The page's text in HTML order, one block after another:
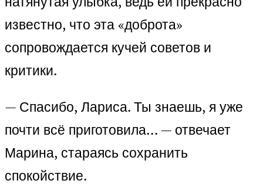
известно, что эта «доброта»
сопровождается кучей советов и
критики.
— Спасибо, Лариса. Ты знаешь, я уже
почти всё приготовила… — отвечает
Марина, стараясь сохранить
спокойствие.